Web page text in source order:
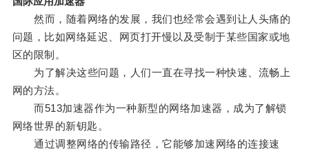
然而，随着网络的发展，我们也经常会遇到让人头痛的
问题，比如网络延迟、网页打开慢以及受制于某些国家或地
区的限制。
为了解决这些问题，人们一直在寻找一种快速、流畅上
网的方法。
而513加速器作为一种新型的网络加速器，成为了解锁
网络世界的新钥匙。
通过调整网络的传输路径，它能够加速网络的连接速